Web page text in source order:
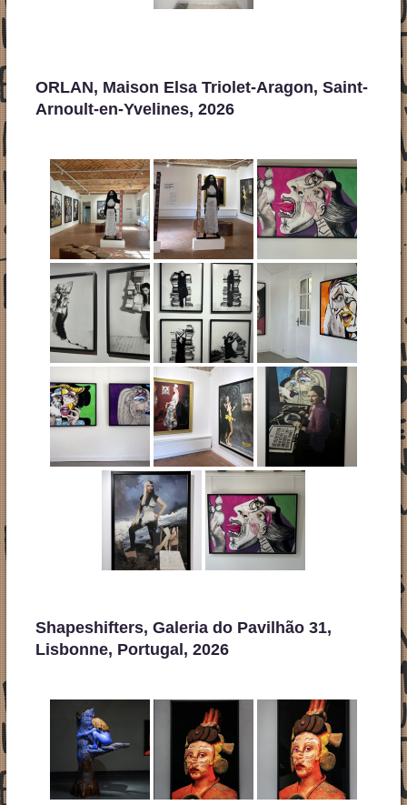
ORLAN, Maison Elsa Triolet-Aragon, Saint-
Arnoult-en-Yvelines, 2026
Shapeshifters, Galeria do Pavilhão 31,
Lisbonne, Portugal, 2026